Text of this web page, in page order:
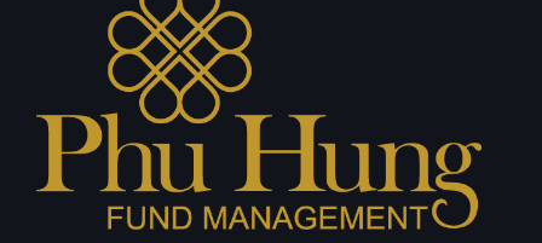
Chính sách bảo mật